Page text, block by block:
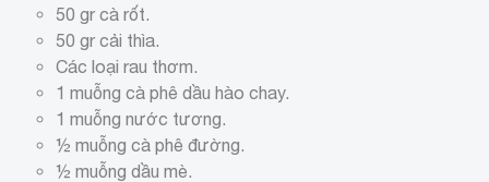
50 gr cà rốt.
50 gr cải thìa.
Các loại rau thơm.
1 muỗng cà phê dầu hào chay.
1 muỗng nước tương.
½ muỗng cà phê đường.
½ muỗng dầu mè.